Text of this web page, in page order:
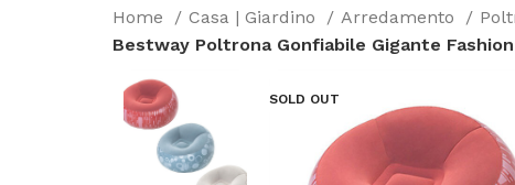
Home Casa | Giardino Arredamento
Bestway Poltrona Gonfiabile Gigante
SOLD OUT